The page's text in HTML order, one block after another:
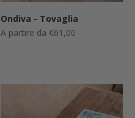
Ondiva - Tovaglia
Prezzo scontato
A partire da €61,00